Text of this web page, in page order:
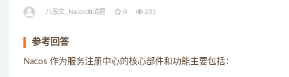
八股文_Nacos面试题 0 201
参考回答
Nacos 作为服务注册中心的核心部件和功能主要包括：